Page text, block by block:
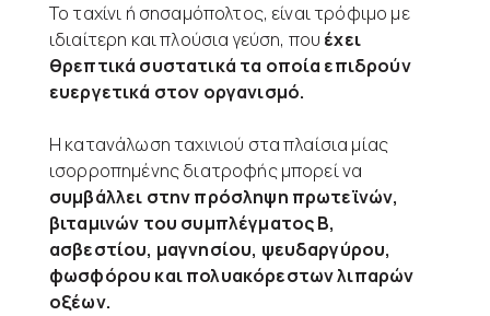
Το ταχίνι ή σησαμόπολτος, είναι τρόφιμο με
ιδιαίτερη και πλούσια γεύση, που έχει
θρεπτικά συστατικά τα οποία επιδρούν
ευεργετικά στον οργανισμό.
Η κατανάλωση ταχινιού στα πλαίσια μίας
ισορροπημένης διατροφής μπορεί να
συμβάλλει στην πρόσληψη πρωτεϊνών,
βιταμινών του συμπλέγματος Β,
ασβεστίου, μαγνησίου, ψευδαργύρου,
φωσφόρου και πολυακόρεστων λιπαρών
οξέων.